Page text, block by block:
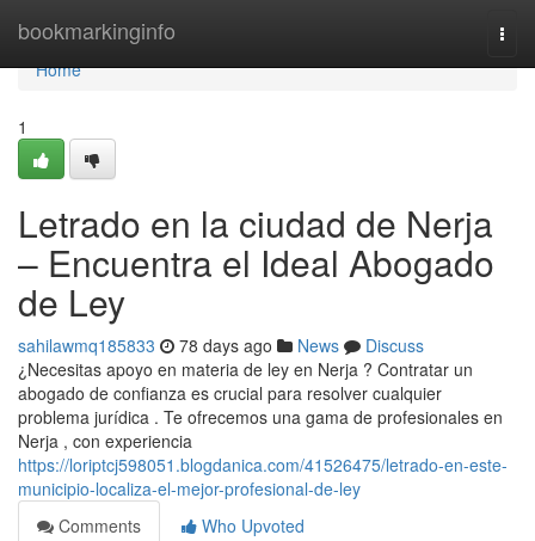
bookmarkinginfo
Home
Home
1
Letrado en la ciudad de Nerja
– Encuentra el Ideal Abogado
de Ley
sahilawmq185833 78 days ago News
Discuss
¿Necesitas apoyo en materia de ley en Nerja ? Contratar un
abogado de confianza es crucial para resolver cualquier
problema jurídica . Te ofrecemos una gama de profesionales en
Nerja , con experiencia
https://loriptcj598051.blogdanica.com/41526475/letrado-en-este-
municipio-localiza-el-mejor-profesional-de-ley
Comments
Who Upvoted